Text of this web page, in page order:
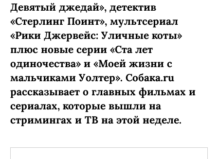
Девятый джедай», детектив
«Стерлинг Поинт», мультсериал
«Рики Джервейс: Уличные коты»
плюс новые серии «Ста лет
одиночества» и «Моей жизни с
мальчиками Уолтер». Собака.ru
рассказывает о главных фильмах и
сериалах, которые вышли на
стримингах и ТВ на этой неделе.